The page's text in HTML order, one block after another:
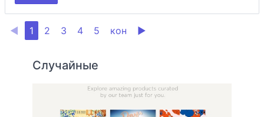
◀ 1 2 3 4 5 кон ▶
Случайные